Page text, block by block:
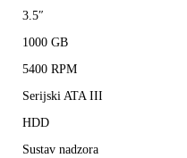
3.5″
1000 GB
5400 RPM
Serijski ATA III
HDD
Sustav nadzora